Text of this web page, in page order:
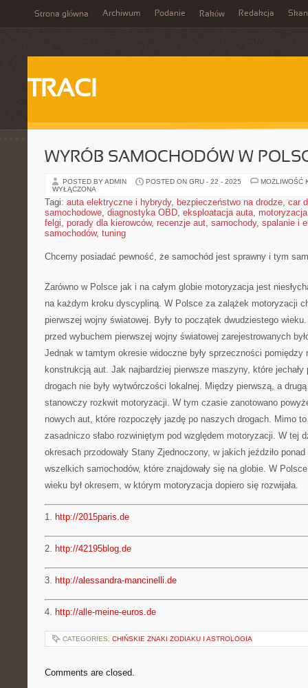
Strona główna Archiwum Podanie Raków Redakcja
TRACI
WYRÓB SAMOCHODÓW W
POSTED BY ADMIN POSTED ON GRU - 22 - 2025
MOŻLIWOŚĆ
WYŁĄCZONA
Tagi: auta elektryczne i hybrydy, bezpieczeństwo na drodze, car
samochodowe, diagnostyka OBD, eksploatacja auta, motoryzacja
felgi, porady dla kierowców, recenzje aut, samochody, spalanie i
samochodów, tuning
Chcemy posiadać pewność, że samochód jest sprawny i tym
Zarówno w Polsce jak i na całym globie motoryzacja jest
na każdym kroku dyscypliną. W Polsce za zalążek motoryzacji
pierwszej wojny światowej. Były to początek dwudziestego
przed wybuchem pierwszej wojny światowej zarejestrowanych
Jednak w tamtym okresie widoczne były sprzeczności pomiędzy
konstrukcją aut. Jak najbardziej pierwsze maszyny, które
drogach nie były wytwórczości lokalnej. Między pierwszą, a
stanowczy rozkwit motoryzacji. W tym czasie zanotowano
nowych aut, które rozpoczęły jazdę po naszych drogach. Mimo
zasadniczo słabo rozwiniętym pod względem motoryzacji. W tej
okresach przodowały Stany Zjednoczony, w jakich jeździło
wszelkich samochodów, które znajdowały się na globie. W
wieku był okresem, w którym motoryzacja dopiero się rozwijała.
1. http://2015paris.de
2. http://42195blog.de
3. http://alessandra-mancinelli.de
4. http://alle-meine-euros.de
CATEGORIES: CHIŃSKIE ZNAKI ZODIAKU I ASTROLOGIA
Comments are closed.